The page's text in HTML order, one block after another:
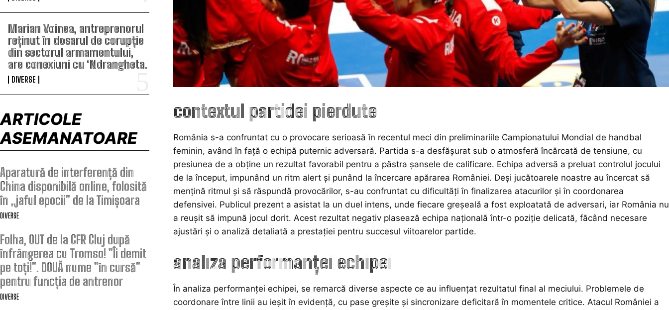
Marian Voinea, antreprenorul
reținut în dosarul de corupție
din sectorul armamentului,
are conexiuni cu ‘Ndrangheta.
DIVERSE
ARTICOLE
ASEMANATOARE
Aparatură de interferență din
China disponibilă online, folosită
în „jaful epocii” de la Timișoara
DIVERSE
Folha, OUT de la CFR Cluj după
înfrângerea cu Tromso! ”Îi demit
pe toți!”. DOUĂ nume ”în cursă”
pentru funcția de antrenor
DIVERSE
contextul partidei pierdute
România s-a confruntat cu o provocare serioasă în recentul meci din preliminariile Campionatului Mondial de handbal
feminin, având în față o echipă puternic adversară. Partida s-a desfășurat sub o atmosferă încărcată de tensiune, cu
presiunea de a obține un rezultat favorabil pentru a păstra șansele de calificare. Echipa adversă a preluat controlul jocului
de la început, impunând un ritm alert și punând la încercare apărarea României. Deși jucătoarele noastre au încercat să
mențină ritmul și să răspundă provocărilor, s-au confruntat cu dificultăți în finalizarea atacurilor și în coordonarea
defensivei. Publicul prezent a asistat la un duel intens, unde fiecare greșeală a fost exploatată de adversari, iar România nu
a reușit să impună jocul dorit. Acest rezultat negativ plasează echipa națională într-o poziție delicată, făcând necesare
ajustări și o analiză detaliată a prestației pentru succesul viitoarelor partide.
analiza performanței echipei
În analiza performanței echipei, se remarcă diverse aspecte ce au influențat rezultatul final al meciului. Problemele de
coordonare între linii au ieșit în evidență, cu pase greșite și sincronizare deficitară în momentele critice. Atacul României a